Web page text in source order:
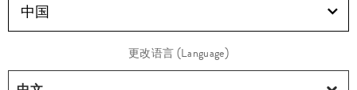
中国
更改语言 (Language)